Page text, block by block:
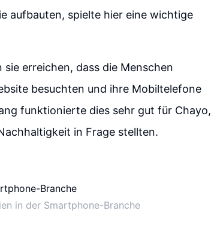
aufbauten, spielte hier eine wichtige
erreichen, dass die Menschen
besuchten und ihre Mobiltelefone
funktionierte dies sehr gut für Chayo,
in Frage stellten.
in der Smartphone-Branche